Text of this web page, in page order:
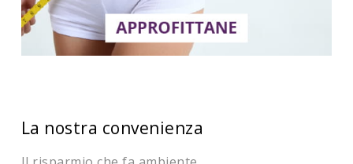
La nostra convenienza